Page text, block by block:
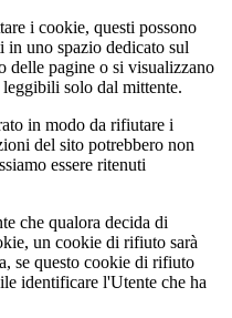
i cookie, questi possono
in uno spazio dedicato sul
delle pagine o si visualizzano
solo dal mittente.
in modo da rifiutare i
del sito potrebbero non
essere ritenuti
che qualora decida di
un cookie di rifiuto sarà
se questo cookie di rifiuto
identificare l'Utente che ha